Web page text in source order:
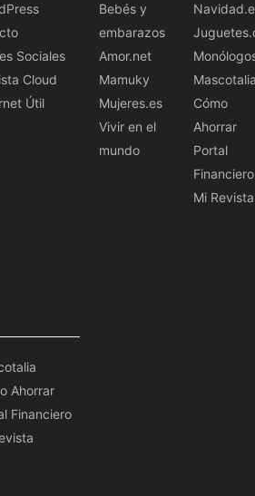
Sociales
Cloud
Útil
Bebés y
embarazos
Amor.net
Mamuky
Mujeres.es
Vivir en el
mundo
Cómo
Ahorrar
Portal
Financiero
Mi Revista
Ahorrar
Financiero